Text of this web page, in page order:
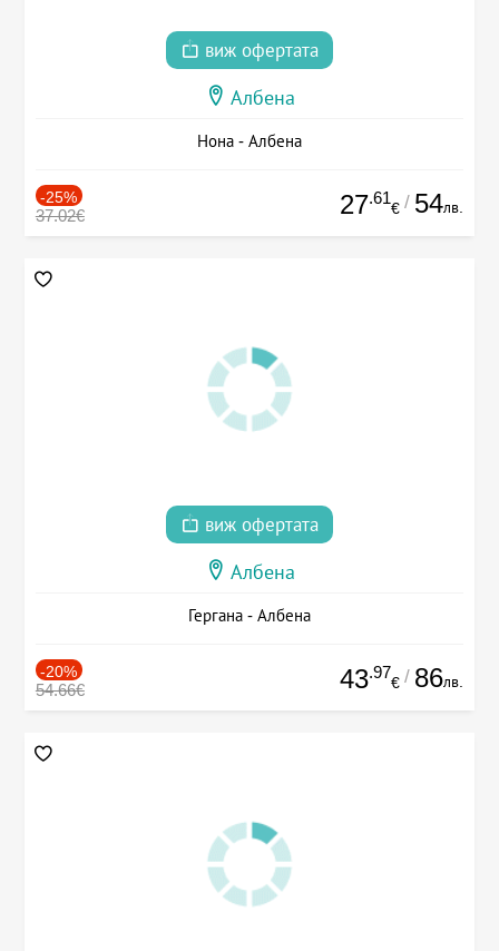
виж офертата
Албена
Нона - Албена
-25%
37.02€ 27.61
€ / 54лв.
виж офертата
Албена
Гергана - Албена
-20%
54.66€ 43.97
€ / 86лв.